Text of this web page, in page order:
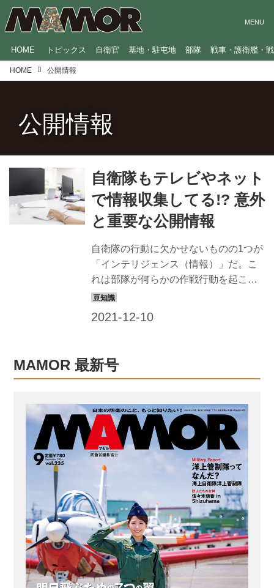
HOME トピックス 自衛官 基地・駐屯地 部隊 戦車・護衛艦・
HOME 公開情報
公開情報
自衛隊もテレビやネット
で情報収集してる!? 意外
と重要な公開情報
自衛隊の行動に欠かせないものの1つが
「インテリジェンス（情報）」だ。こ
れは部隊が何らかの作戦行動を起こす
のに先立ち、あらかじめ準備しておか
リジェンス）について、その収集方法
を解説しよう。 一般公開されているメ
いるものでなくても一般公開情報
（OPEN−SOURCE INTELLIGENCEの
略でOSINT「オシント」と呼ばれる）
を収集・分析して新たな情報を発見で
きることがある。 例えば、その国で公
になっている情報を収集する。テレビ
やラジオといった放送はも...
MAMOR 最新号